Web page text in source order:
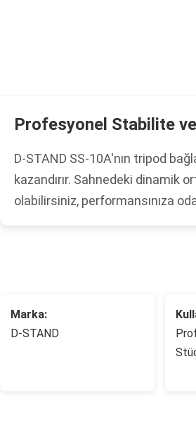
Profesyonel Stabilite
D-STAND SS-10A'nın tripod
kazandırır. Sahnedeki dinamik
olabilirsiniz, performansınıza
Marka:
D-STAND